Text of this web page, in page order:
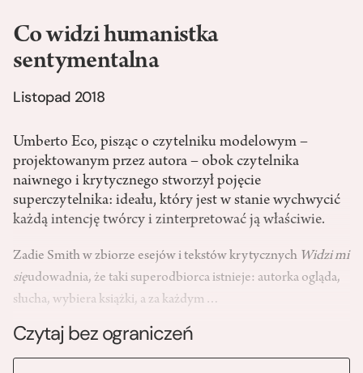
Co widzi humanistka
sentymentalna
Listopad 2018
Umberto Eco, pisząc o czytelniku modelowym –
projektowanym przez autora – obok czytelnika
naiwnego i krytycznego stworzył pojęcie
superczytelnika: ideału, który jest w stanie wychwycić
każdą intencję twórcy i zinterpretować ją właściwie.
Zadie Smith w zbiorze esejów i tekstów krytycznych Widzi mi
sięudowadnia, że taki superodbiorca istnieje: autorka ogląda,
słucha, wybiera książki, a za każdym…
Czytaj bez ograniczeń